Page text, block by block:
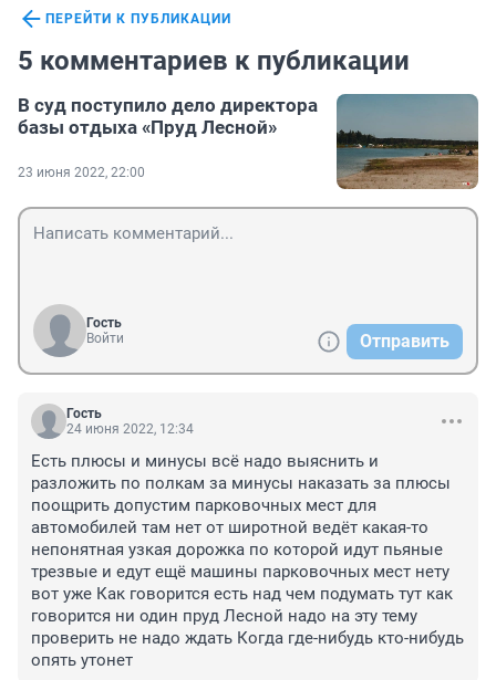
ПЕРЕЙТИ К ПУБЛИКАЦИИ
5 комментариев к публикации
В суд поступило дело директора
базы отдыха «Пруд Лесной»
23 июня 2022, 22:00
Гость
Войти
Отправить
Гость
24 июня 2022, 12:34
Есть плюсы и минусы всё надо выяснить и
разложить по полкам за минусы наказать за плюсы
поощрить допустим парковочных мест для
автомобилей там нет от широтной ведёт какая-то
непонятная узкая дорожка по которой идут пьяные
трезвые и едут ещё машины парковочных мест нету
вот уже Как говорится есть над чем подумать тут как
говорится ни один пруд Лесной надо на эту тему
проверить не надо ждать Когда где-нибудь кто-нибудь
опять утонет